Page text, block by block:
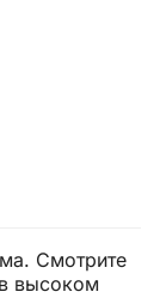
Смотрите
высоком